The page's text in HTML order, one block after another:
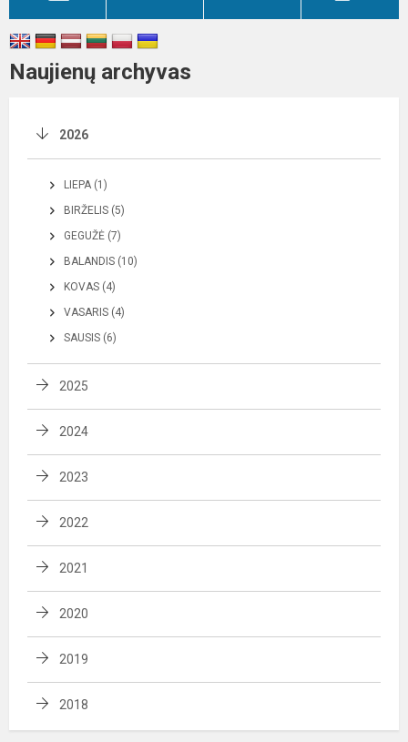
Naujienų archyvas
2026
LIEPA (1)
BIRŽELIS (5)
GEGUŽĖ (7)
BALANDIS (10)
KOVAS (4)
VASARIS (4)
SAUSIS (6)
2025
2024
2023
2022
2021
2020
2019
2018